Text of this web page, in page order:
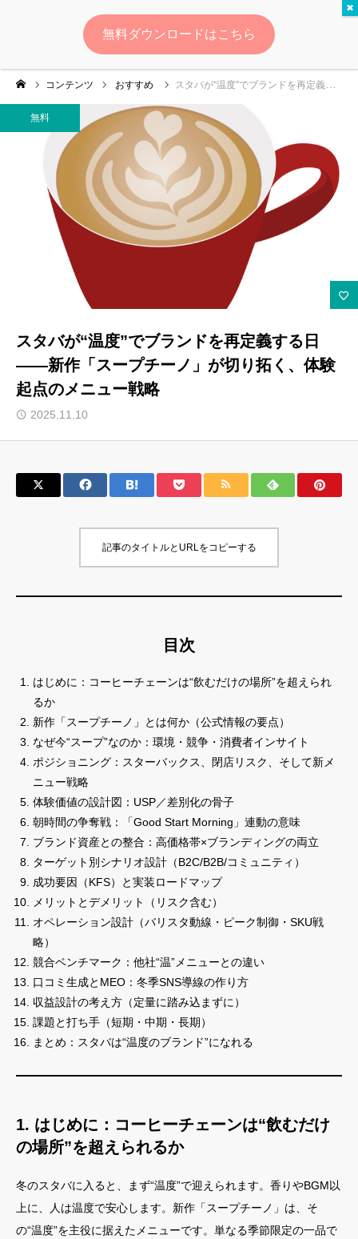
無料
コンテンツ おすすめ スタバが“温度”でブランドを再定義する日——新作「スープチーノ」が切り拓く、体験起点のメニュー戦略
無料
スタバが“温度”でブランドを再定義する日
——新作「スープチーノ」が切り拓く、体験
起点のメニュー戦略
2025.11.10
記事のタイトルとURLをコピーする
目次
はじめに：コーヒーチェーンは“飲むだけの場所”を超えられ
るか
新作「スープチーノ」とは何か（公式情報の要点）
なぜ今“スープ”なのか：環境・競争・消費者インサイト
ポジショニング：スターバックス、閉店リスク、そして新メ
ニュー戦略
体験価値の設計図：USP／差別化の骨子
朝時間の争奪戦：「Good Start Morning」連動の意味
ブランド資産との整合：高価格帯×ブランディングの両立
ターゲット別シナリオ設計（B2C/B2B/コミュニティ）
成功要因（KFS）と実装ロードマップ
メリットとデメリット（リスク含む）
オペレーション設計（バリスタ動線・ピーク制御・SKU戦
略）
競合ベンチマーク：他社“温”メニューとの違い
口コミ生成とMEO：冬季SNS導線の作り方
収益設計の考え方（定量に踏み込まずに）
課題と打ち手（短期・中期・長期）
まとめ：スタバは“温度のブランド”になれる
1. はじめに：コーヒーチェーンは“飲むだけ
の場所”を超えられるか
冬のスタバに入ると、まず“温度”で迎えられます。香りやBGM以
上に、人は温度で安心します。新作「スープチーノ」は、そ
の“温度”を主役に据えたメニューです。単なる季節限定の一品で
ログイン 会員登録
ゆいマーケとは？
実績・お客様の声
無料診断
イベント・セミナー情報
コンテンツ
LINEお友達登録
スポンサー登録
サロン会員登録
特定商取引法 運営会社
マーケティング用語集
無料ダウンロードはこちら